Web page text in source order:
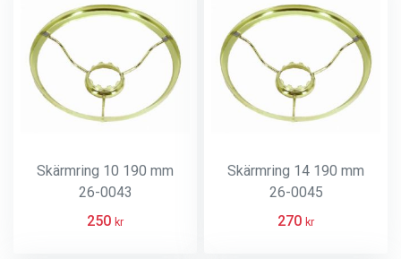
Skärmring 10 190 mm
26-0043
250 kr
Skärmring 14 190 mm
26-0045
270 kr